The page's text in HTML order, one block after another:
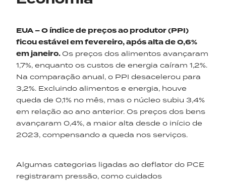
EUA – O índice de preços ao produtor (PPI)
ficou estável em fevereiro, após alta de 0,6%
em janeiro.Os preços dos alimentos avançaram
1,7%, enquanto os custos de energia caíram 1,2%.
Na comparação anual, o PPI desacelerou para
3,2%. Excluindo alimentos e energia, houve
queda de 0,1% no mês, mas o núcleo subiu 3,4%
em relação ao ano anterior. Os preços dos bens
avançaram 0,4%, a maior alta desde o início de
2023, compensando a queda nos serviços.
Algumas categorias ligadas ao deflator do PCE
registraram pressão, como cuidados